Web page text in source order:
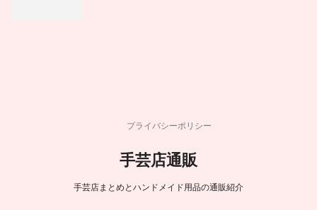
プライバシーポリシー
手芸店通販
手芸店まとめとハンドメイド用品の通販紹介